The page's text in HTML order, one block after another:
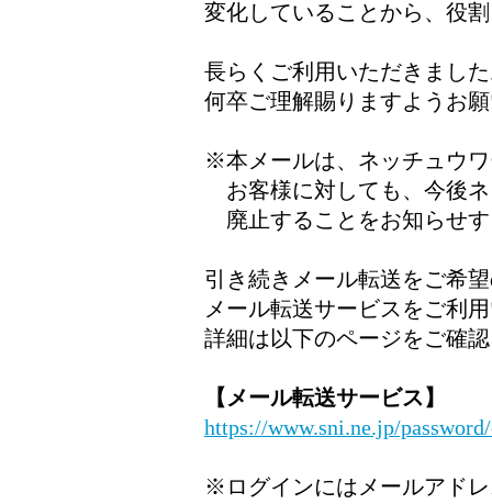
変化していることから、役
長らくご利用いただきまし
何卒ご理解賜りますようお
※本メールは、ネッチュウ
お客様に対しても、今後
廃止することをお知らせ
引き続きメール転送をご希
メール転送サービスをご利
詳細は以下のページをご確
【メール転送サービス】
https://www.sni.ne.jp/
※ログインにはメールアド